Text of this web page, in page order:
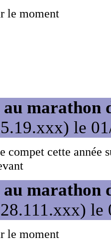
le moment
marathon
le
compet cette année
marathon
le
le moment